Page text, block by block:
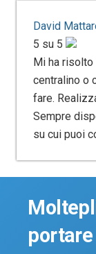
David
5 su 5
Mi ha
centralino o
fare.
Sempre
su cui puoi